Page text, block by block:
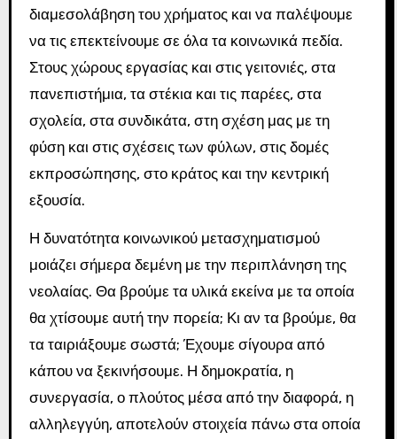
διαμεσολάβηση του χρήματος και να παλέψουμε
να τις επεκτείνουμε σε όλα τα κοινωνικά πεδία.
Στους χώρους εργασίας και στις γειτονιές, στα
πανεπιστήμια, τα στέκια και τις παρέες, στα
σχολεία, στα συνδικάτα, στη σχέση μας με τη
φύση και στις σχέσεις των φύλων, στις δομές
εκπροσώπησης, στο κράτος και την κεντρική
εξουσία.
Η δυνατότητα κοινωνικού μετασχηματισμού
μοιάζει σήμερα δεμένη με την περιπλάνηση της
νεολαίας. Θα βρούμε τα υλικά εκείνα με τα οποία
θα χτίσουμε αυτή την πορεία; Κι αν τα βρούμε, θα
τα ταιριάξουμε σωστά; Έχουμε σίγουρα από
κάπου να ξεκινήσουμε. Η δημοκρατία, η
συνεργασία, ο πλούτος μέσα από την διαφορά, η
αλληλεγγύη, αποτελούν στοιχεία πάνω στα οποία